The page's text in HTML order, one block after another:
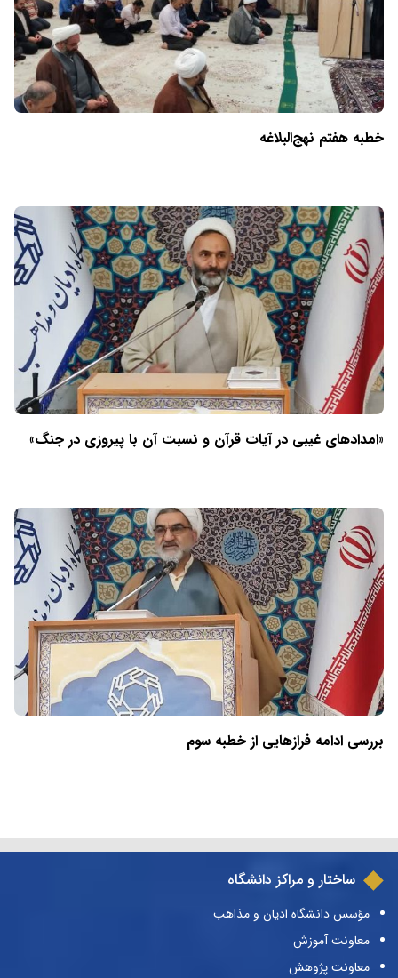
خطبه هفتم نهج‌البلاغه
«امدادهای غیبی در آیات قرآن و نسبت آن با پیروزی در جنگ»
بررسی ادامه فرازهایی از خطبه سوم
ساختار و مراکز دانشگاه
مؤسس دانشگاه ادیان و مذاهب
معاونت آموزش
معاونت پژوهش